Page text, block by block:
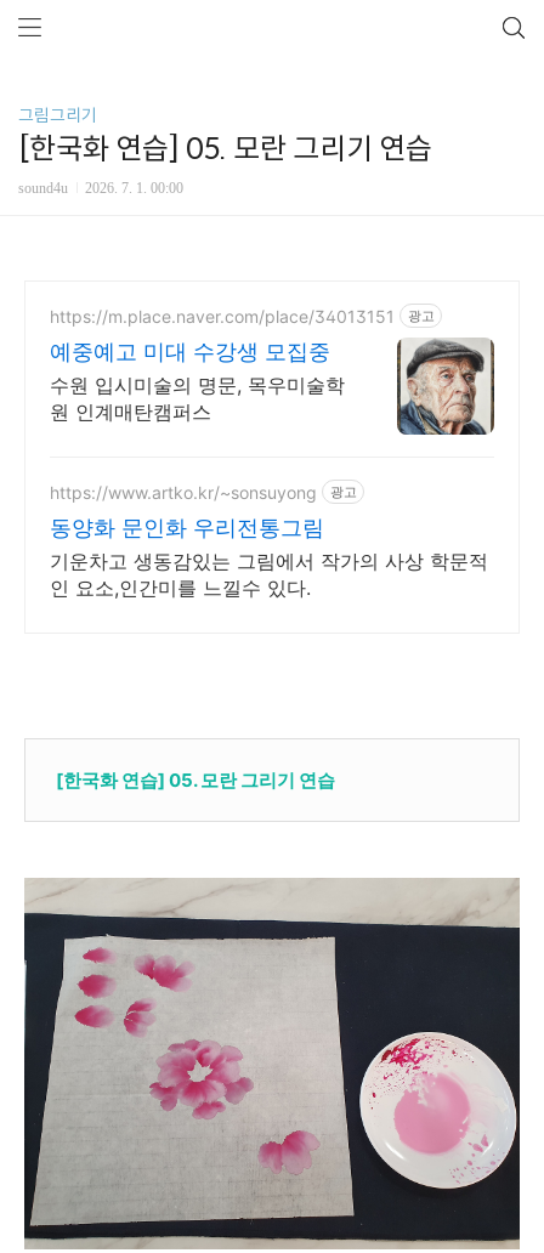
그림그리기
[한국화 연습] 05. 모란 그리기 연습
sound4u 2026. 7. 1. 00:00
https://m.place.naver.com/place/34013151 광고
예중예고 미대 수강생 모집중
수원 입시미술의 명문, 목우미술학
원 인계매탄캠퍼스
https://www.artko.kr/~sonsuyong 광고
동양화 문인화 우리전통그림
기운차고 생동감있는 그림에서 작가의 사상 학문적
인 요소,인간미를 느낄수 있다.
[한국화 연습] 05. 모란 그리기 연습